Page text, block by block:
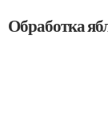
Обработка